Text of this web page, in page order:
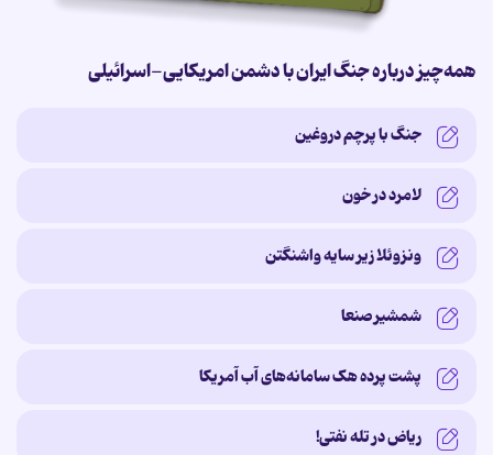
همه‌چیز درباره جنگ ایران با دشمن امریکایی-اسرائیلی
جنگ با پرچم دروغین
لامرد در خون
ونزوئلا زیر سایه‌ واشنگتن
شمشیر صنعا
پشت پرده‌ هک سامانه‌های آب آمریکا
ریاض در تله نفتی!